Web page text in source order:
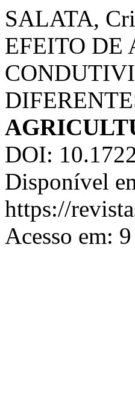
SALATA,
EFEITO DE
DOI:
Disponível
https://
Acesso em: